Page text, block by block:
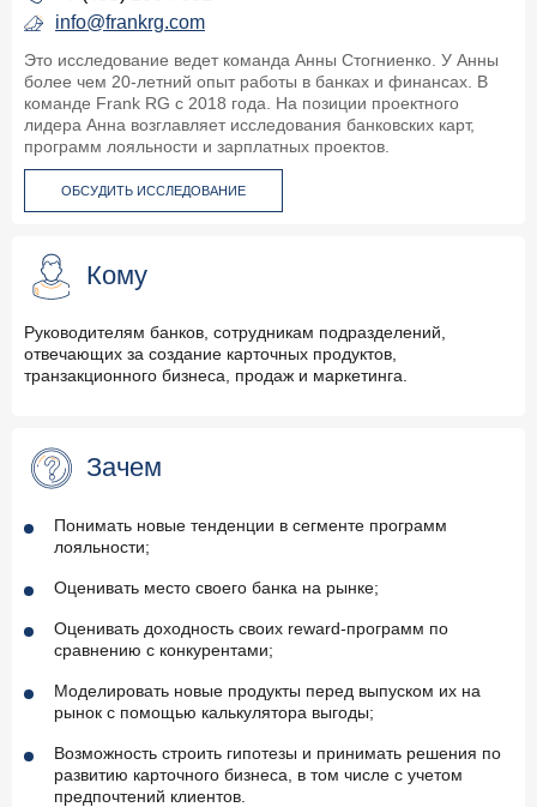
info@frankrg.com
Это исследование ведет команда Анны Стогниенко. У Анны
более чем 20-летний опыт работы в банках и финансах. В
команде Frank RG с 2018 года. На позиции проектного
лидера Анна возглавляет исследования банковских карт,
программ лояльности и зарплатных проектов.
ОБСУДИТЬ ИССЛЕДОВАНИЕ
Кому
Руководителям банков, сотрудникам подразделений,
отвечающих за создание карточных продуктов,
транзакционного бизнеса, продаж и маркетинга.
Зачем
Понимать новые тенденции в сегменте программ
лояльности;
Оценивать место своего банка на рынке;
Оценивать доходность своих reward-программ по
сравнению с конкурентами;
Моделировать новые продукты перед выпуском их на
рынок с помощью калькулятора выгоды;
Возможность строить гипотезы и принимать решения по
развитию карточного бизнеса, в том числе с учетом
предпочтений клиентов.